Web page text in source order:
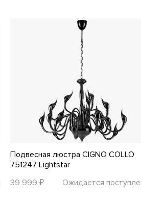
Подвесная люстра CIGNO COLLO
751247 Lightstar
39 999 ₽
Ожидается